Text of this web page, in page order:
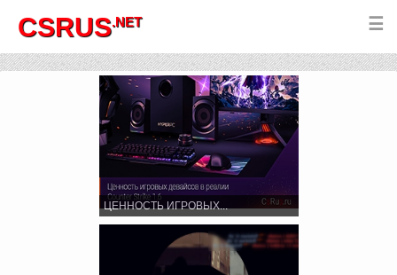
CSRUS.NET ☰
ЦЕННОСТЬ ИГРОВЫХ...